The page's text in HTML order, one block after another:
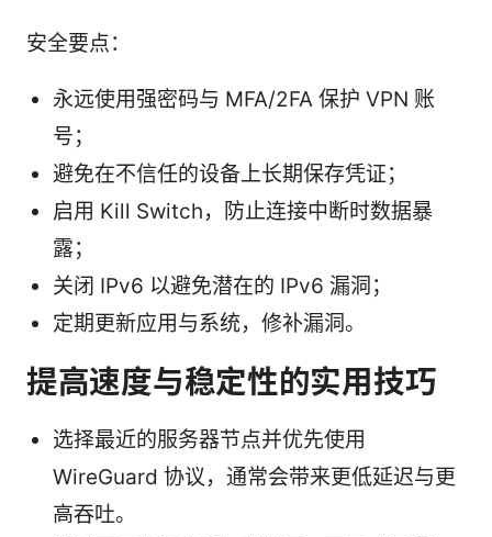
安全要点：
永远使用强密码与 MFA/2FA 保护 VPN 账
号；
避免在不信任的设备上长期保存凭证；
启用 Kill Switch，防止连接中断时数据暴
露；
关闭 IPv6 以避免潜在的 IPv6 漏洞；
定期更新应用与系统，修补漏洞。
提高速度与稳定性的实用技巧
选择最近的服务器节点并优先使用
WireGuard 协议，通常会带来更低延迟与更
高吞吐。